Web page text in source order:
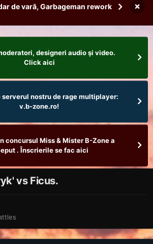
de vară, Garbageman rework ×
designeri audio şi video.
Click aici
serverul nostru de rage multiplayer:
v.b-zone.ro!
concursul Miss & Mister B-Zone a
. Înscrierile se fac aici
vs Ficus.